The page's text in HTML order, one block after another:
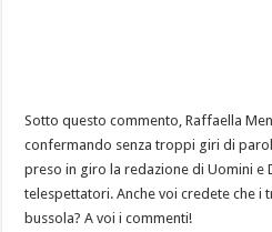
Sotto questo commento, Raffaella
confermando senza troppi giri di
preso in giro la redazione di Uomini e
telespettatori. Anche voi credete che i
bussola? A voi i commenti!